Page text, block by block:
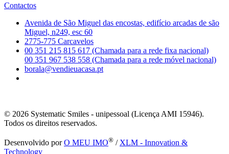
Contactos
Avenida de São Miguel das encostas, edifício arcadas de são
Miguel, n249, esc 60
2775-775 Carcavelos
00 351 215 815 617 (Chamada para a rede fixa nacional)
00 351 967 538 558 (Chamada para a rede móvel nacional)
borala@vendieuacasa.pt
© 2026 Systematic Smiles - unipessoal (Licença AMI 15946).
Todos os direitos reservados.
Desenvolvido porO MEU IMO® / XLM - Innovation &
Technology